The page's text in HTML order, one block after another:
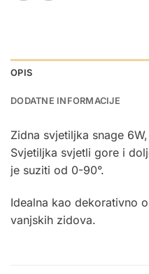
OPIS
DODATNE INFORMACIJE
Zidna svjetiljka snage
Svjetiljka svjetli gore i
je suziti od 0-90°.
Idealna kao dekorativno
vanjskih zidova.